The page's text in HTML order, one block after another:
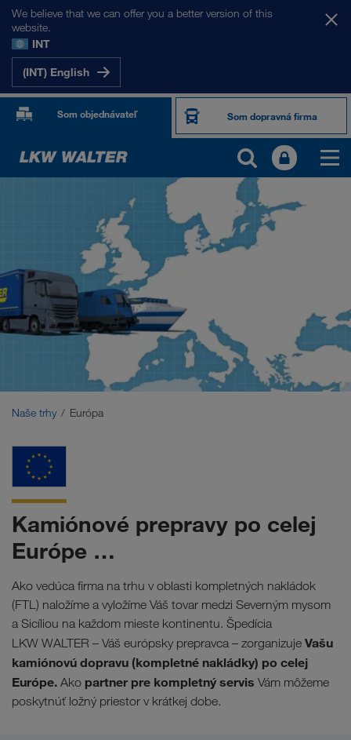
We believe that we can offer you a better version of this
website.
INT
(INT) English
Som objednávateľ Som dopravná firma
Stredná Ázia
Rusko
Blízky východ
Naše trhy Európa
Kamiónové prepravy po celej
Európe …
Ako vedúca firma na trhu v oblasti kompletných nakládok
(FTL) naložíme a vyložíme Váš tovar medzi Severným mysom
a Sicíliou na každom mieste kontinentu. Špedícia
LKW WALTER – Váš európsky prepravca – zorganizuje Vašu
kamiónovú dopravu (kompletné nakládky) po celej
Európe. Ako partner pre kompletný servis Vám môžeme
poskytnúť ložný priestor v krátkej dobe.